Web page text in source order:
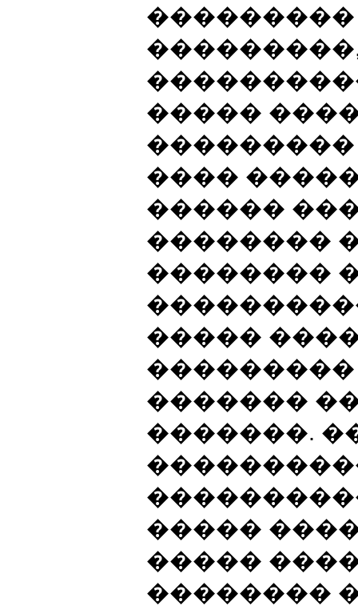
�����
����
������
��������
��������
�����
�������
�������.
�����
�����
��������